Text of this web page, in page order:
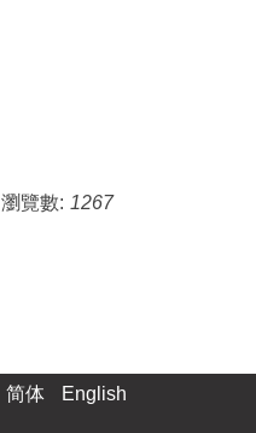
瀏覽數: 1267
简体 English